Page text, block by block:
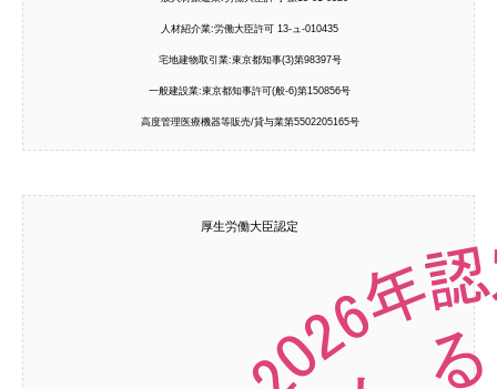
人材紹介業:労働大臣許可 13-ュ-010435
宅地建物取引業:東京都知事(3)第98397号
一般建設業:東京都知事許可(般-6)第150856号
高度管理医療機器等販売/貸与業第5502205165号
厚生労働大臣認定